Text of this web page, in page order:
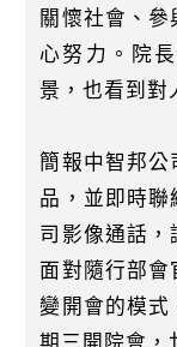
關懷社會、
心努力。院
景，也看到對
簡報中智邦公
品，並即時聯
司影像通話，
面對隨行部會
變開會的模式